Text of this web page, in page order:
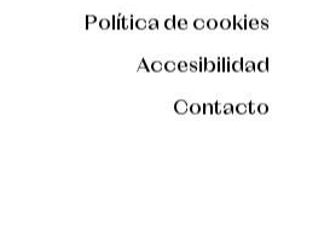
Política de cookies
Accesibilidad
Contacto